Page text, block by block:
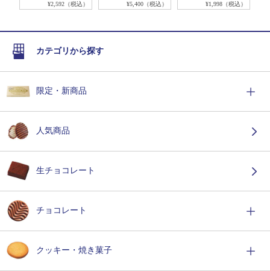
¥2,592（税込） ¥5,400（税込） ¥1,998（税込）
カテゴリから探す
限定・新商品
人気商品
生チョコレート
チョコレート
クッキー・焼き菓子